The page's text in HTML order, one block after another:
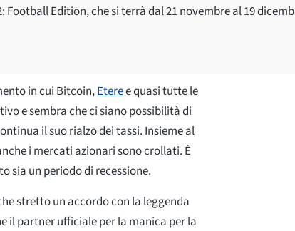
Football Edition, che si terrà dal 21 novembre al 19
in cui Bitcoin,Eteree quasi tutte le
e sembra che ci siano possibilità di
il suo rialzo dei tassi. Insieme al
i mercati azionari sono crollati. È
sia un periodo di recessione.
stretto un accordo con la leggenda
il partner ufficiale per la manica per la